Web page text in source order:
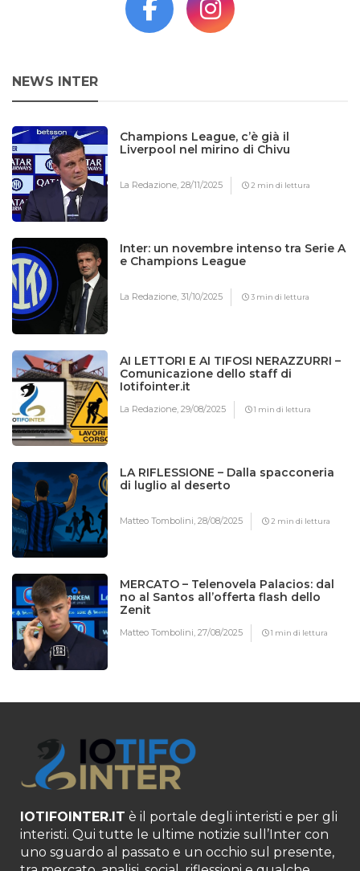
NEWS INTER
Champions League, c’è già il
Liverpool nel mirino di Chivu
La Redazione,28/11/2025 2 min di lettura
Inter: un novembre intenso tra Serie A
e Champions League
La Redazione,31/10/2025 3 min di lettura
AI LETTORI E AI TIFOSI NERAZZURRI –
Comunicazione dello staff di
Iotifointer.it
La Redazione,29/08/2025 1 min di lettura
LA RIFLESSIONE – Dalla spacconeria
di luglio al deserto
Matteo Tombolini,28/08/2025 2 min di lettura
MERCATO – Telenovela Palacios: dal
no al Santos all’offerta flash dello
Zenit
Matteo Tombolini,27/08/2025 1 min di lettura
IOTIFOINTER.IT è il portale degli interisti e per gli
interisti. Qui tutte le ultime notizie sull’Inter con
uno sguardo al passato e un occhio sul presente,